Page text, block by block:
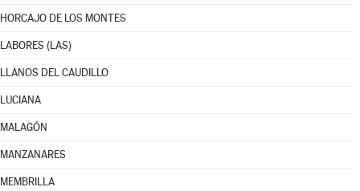
HORCAJO DE LOS MONTES
LABORES (LAS)
LLANOS DEL CAUDILLO
LUCIANA
MALAGÓN
MANZANARES
MEMBRILLA